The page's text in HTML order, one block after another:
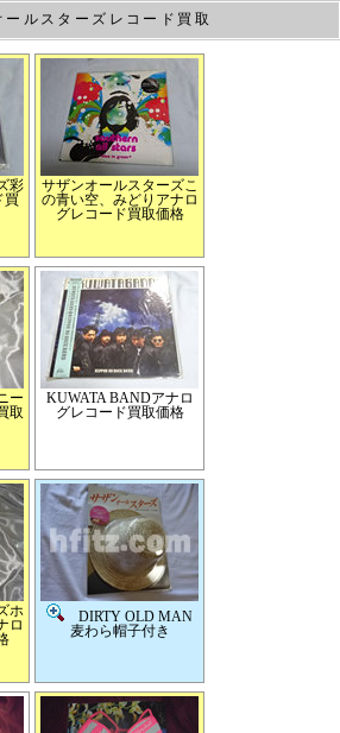
ールスターズレコード買取
彩
買
サザンオールスターズこ
の青い空、みどりアナロ
グレコード買取価格
ー
取
KUWATA BANDアナロ
グレコード買取価格
ホ
ロ
DIRTY OLD MAN
麦わら帽子付き